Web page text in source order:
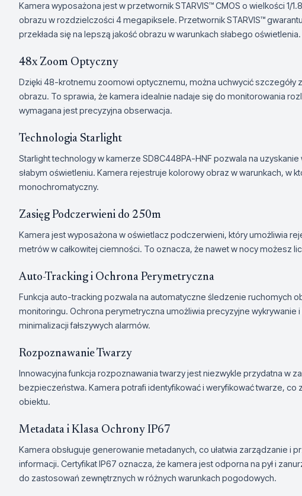
Kamera wyposażona jest w przetwornik STARVIS™ CMOS o wielkości 1/
obrazu w rozdzielczości 4 megapiksele. Przetwornik STARVIS™
przekłada się na lepszą jakość obrazu w warunkach słabego oświetlenia.
48x Zoom Optyczny
Dzięki 48-krotnemu zoomowi optycznemu, można uchwycić szczegóły
obrazu. To sprawia, że kamera idealnie nadaje się do monitorowania
wymagana jest precyzyjna obserwacja.
Technologia Starlight
Starlight technology w kamerze SD8C448PA-HNF pozwala na
słabym oświetleniu. Kamera rejestruje kolorowy obraz w warunkach, w
monochromatyczny.
Zasięg Podczerwieni do 250m
Kamera jest wyposażona w oświetlacz podczerwieni, który umożliwia
metrów w całkowitej ciemności. To oznacza, że nawet w nocy możesz
Auto-Tracking i Ochrona Perymetryczna
Funkcja auto-tracking pozwala na automatyczne śledzenie ruchomych
monitoringu. Ochrona perymetryczna umożliwia precyzyjne wykrywanie
minimalizacji fałszywych alarmów.
Rozpoznawanie Twarzy
Innowacyjna funkcja rozpoznawania twarzy jest niezwykle przydatna w
bezpieczeństwa. Kamera potrafi identyfikować i weryfikować twarze,
obiektu.
Metadata i Klasa Ochrony IP67
Kamera obsługuje generowanie metadanych, co ułatwia zarządzanie i
informacji. Certyfikat IP67 oznacza, że kamera jest odporna na pył i
do zastosowań zewnętrznych w różnych warunkach pogodowych.